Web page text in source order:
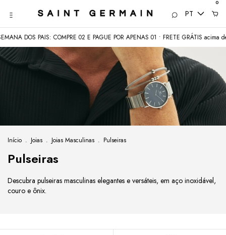
PT
0
DOS PAIS: COMPRE 02 E PAGUE POR APENAS 01 • FRETE GRÁTIS acima de
Início . Joias . Joias Masculinas . Pulseiras
Pulseiras
Descubra pulseiras masculinas elegantes e versáteis, em aço inoxidável,
couro e ônix.